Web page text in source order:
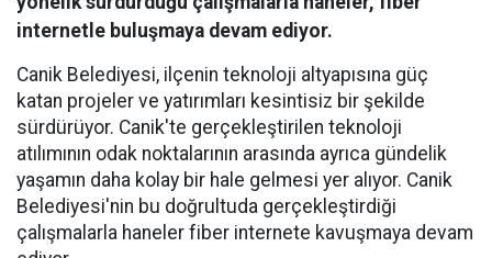
internetle buluşmaya devam ediyor.
Canik Belediyesi, ilçenin teknoloji altyapısına güç
katan projeler ve yatırımları kesintisiz bir şekilde
sürdürüyor. Canik'te gerçekleştirilen teknoloji
atılımının odak noktalarının arasında ayrıca gündelik
yaşamın daha kolay bir hale gelmesi yer alıyor. Canik
Belediyesi'nin bu doğrultuda gerçekleştirdiği
çalışmalarla haneler fiber internete kavuşmaya devam